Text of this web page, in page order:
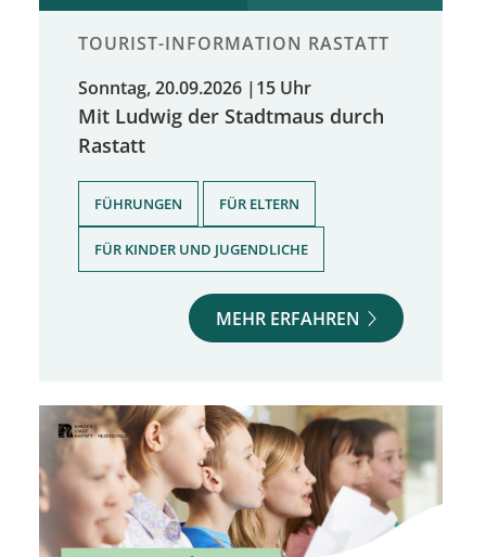
TOURIST-INFORMATION RASTATT
Sonntag, 20.09.2026 | 15 Uhr
Mit Ludwig der Stadtmaus durch
Rastatt
FÜHRUNGEN FÜR ELTERN
FÜR KINDER UND JUGENDLICHE
MEHR ERFAHREN